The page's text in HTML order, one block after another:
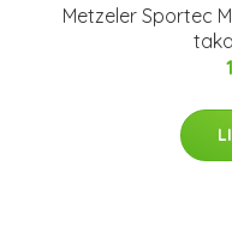
Metzeler Sportec